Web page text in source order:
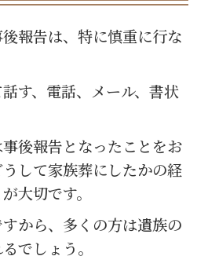
報告は、特に慎重に行な
す、電話、メール、書状
後報告となったことをお
して家族葬にしたかの経
大切です。
から、多くの方は遺族の
でしょう。